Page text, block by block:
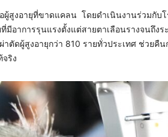
ผู้สูงอายุที่ขาดแคลน โดยดำเนินงานร่วมกั
มีอาการรุนแรงตั้งแต่สายตาเลือนรางจนถึ
ตัดผู้สูงอายุกว่า 810 รายทั่วประเทศ ช่วย
ริง